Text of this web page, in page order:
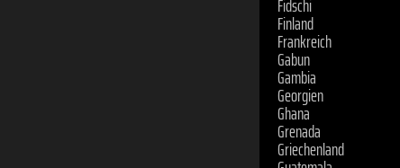
Grenada
Griechenland
Guatemala
Guinea
Guinea-Bissau
Guyana
Haiti
Honduras
Indien